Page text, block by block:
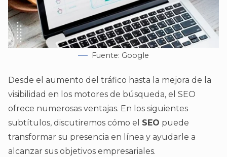
Fuente: Google
Desde el aumento del tráfico hasta la mejora de la
visibilidad en los motores de búsqueda, el SEO
ofrece numerosas ventajas. En los siguientes
subtítulos, discutiremos cómo el SEO puede
transformar su presencia en línea y ayudarle a
alcanzar sus objetivos empresariales.